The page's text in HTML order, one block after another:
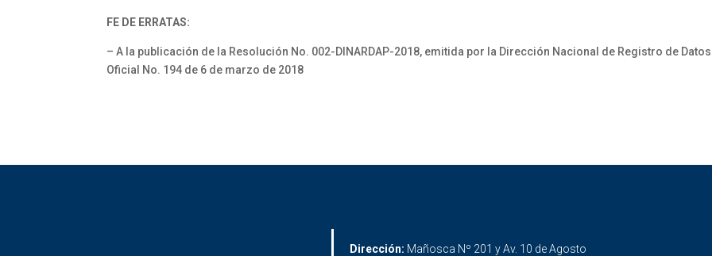
FE DE ERRATAS:
– A la publicación de la Resolución No. 002-DINARDAP-2018, emitida por la Dirección Nacional de Registro de
Oficial No. 194 de 6 de marzo de 2018
Dirección: Mañosca Nº 201 y Av. 10 de Agosto